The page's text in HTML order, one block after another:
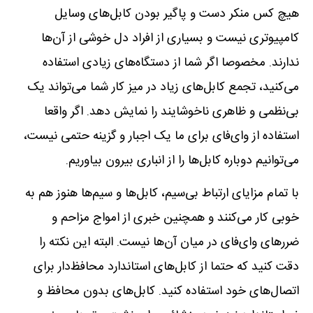
هیچ کس منکر دست و پاگیر بودن کابل‌های وسایل
کامپیوتری نیست و بسیاری از افراد دل خوشی از آن‌ها
ندارند. مخصوصا اگر شما از دستگاه‌های زیادی استفاده
می‌کنید، تجمع کابل‌های زیاد در میز کار شما می‌تواند یک
بی‌نظمی و ظاهری ناخوشایند را نمایش دهد. اگر واقعا
استفاده از وای‌فای برای ما یک اجبار و گزینه حتمی نیست،
می‌توانیم دوباره کابل‌ها را از انباری بیرون بیاوریم.
با تمام مزایای ارتباط بی‌سیم، کابل‌ها و سیم‌ها هنوز هم به
خوبی کار می‌کنند و همچنین خبری از امواج مزاحم و
ضررهای وای‌فای در میان آن‌ها نیست. البته این نکته را
دقت کنید که حتما از کابل‌های استاندارد محافظ‌دار برای
اتصال‌های خود استفاده کنید. کابل‌های بدون محافظ و